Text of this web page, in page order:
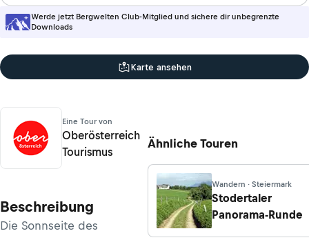
Werde jetzt Bergwelten Club-Mitglied und sichere dir unbegrenzte
Downloads
Karte ansehen
Eine Tour von
Oberösterreich
Tourismus
Beschreibung
Die Sonnseite des
Ähnliche Touren
Wandern · Steiermark
Stodertaler
Panorama-Runde